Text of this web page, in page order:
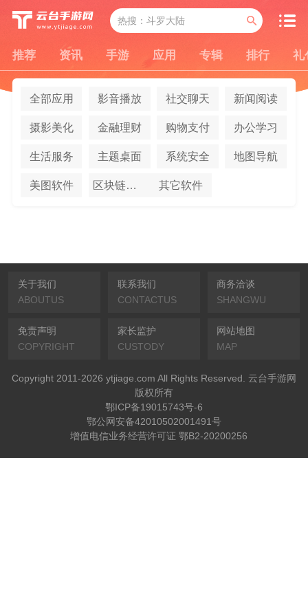
推荐 资讯 手游 应用 专辑 排行 礼
全部应用 影音播放 社交聊天 新闻阅读
摄影美化 金融理财 购物支付 办公学习
生活服务 主题桌面 系统安全 地图导航
美图软件 区块链应用 其它软件
关于我们
ABOUTUS
联系我们
CONTACTUS
商务洽谈
SHANGWU
免责声明
COPYRIGHT
家长监护
CUSTODY
网站地图
MAP
Copyright 2011-2026 ytjiage.com All Rights Reserved. 云台手游网
版权所有
鄂ICP备19015743号-6
鄂公网安备42010502001491号
增值电信业务经营许可证 鄂B2-20200256